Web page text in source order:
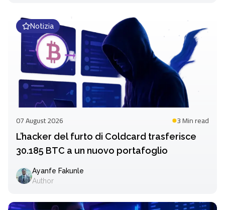
Notizia
07 August 2026 3 Minread
L’hacker del furto di Coldcard trasferisce
30.185 BTC a un nuovo portafoglio
Ayanfe Fakunle
Author